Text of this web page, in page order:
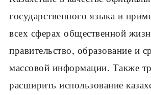
государственного языка и
всех сферах общественной
правительство, образование и
массовой информации. Также
расширить использование